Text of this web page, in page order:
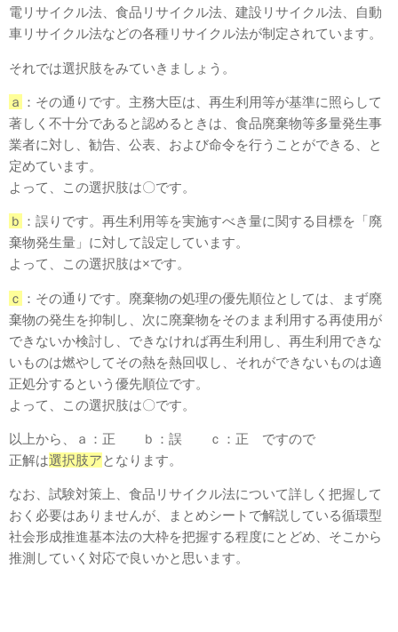
電リサイクル法、食品リサイクル法、建設リサイクル法、自動
車リサイ クル法などの各種リサイクル法が制定されています。
それでは選択肢をみていきましょう。
ａ ：その通りです。主務大臣は、再生利用等が基準に照らして
著しく不十分であると認めるときは、食品廃棄物等多量発生事
業者に対し、勧告、公表、および命令を行うことができる、と
定めています。
よって、この選択肢は〇です。
ｂ ：誤りです。再生利用等を実施すべき量に関する目標を「廃
棄物発生量」に対して設定しています。
よって、この選択肢は×です。
ｃ ：その通りです。廃棄物の処理の優先順位としては、まず廃
棄物の発生を抑制し、次に廃棄物をそのまま利用する再使用が
できないか検討し、できなければ再生利用し、再生利用できな
いものは燃やしてその熱を熱回収し、それができないものは適
正処分するという優先順位です。
よって、この選択肢は〇です。
以上から、ａ：正 ｂ：誤 ｃ：正 ですので
正解は選択肢アとなります。
なお、試験対策上、食品リサイクル法について詳しく把握して
おく必要はありませんが、まとめシートで解説している循環型
社会形成推進基本法の大枠を把握する程度にとどめ、そこから
推測していく対応で良いかと思います。